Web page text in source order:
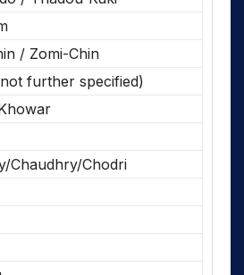
/ Zomi-Chin
further specified)
Chaudhry/Chodri